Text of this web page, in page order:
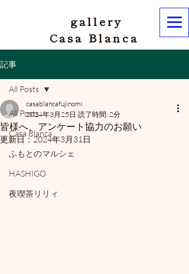
gallery
Casa Blanca
記事
All Posts
Casa Blanca
ふもとのマルシェ
HASHIGO
夜喫茶リリィ
All Posts
皆様へ、アンケート協力のお願い
casablancafujinomi
2024年3月25日 読了時間: 2分
更新日：2024年3月31日